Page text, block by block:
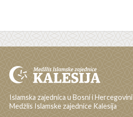
Islamska zajednica u Bosni i Hercegovini
Medžlis Islamske zajednice Kalesija